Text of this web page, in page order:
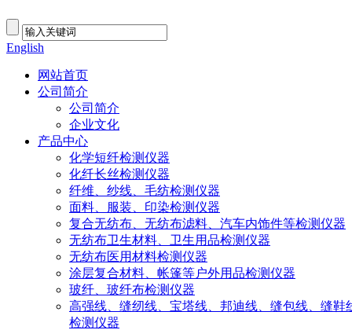
English
网站首页
公司简介
公司简介
企业文化
产品中心
化学短纤检测仪器
化纤长丝检测仪器
纤维、纱线、毛纺检测仪器
面料、服装、印染检测仪器
复合无纺布、无纺布滤料、汽车内饰件等检测仪器
无纺布卫生材料、卫生用品检测仪器
无纺布医用材料检测仪器
涂层复合材料、帐篷等户外用品检测仪器
玻纤、玻纤布检测仪器
高强线、缝纫线、宝塔线、邦迪线、缝包线、缝鞋
检测仪器